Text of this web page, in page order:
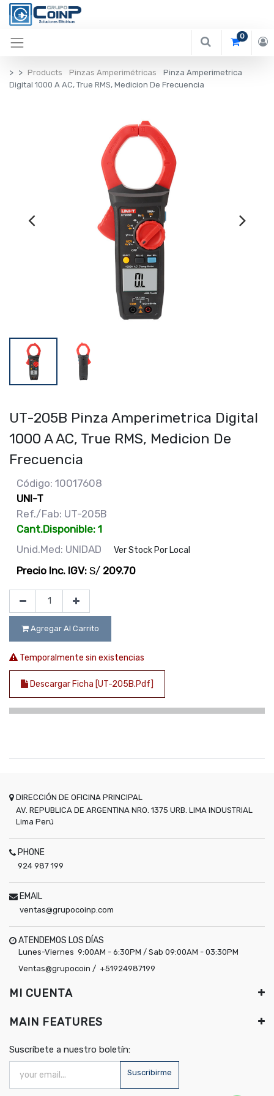
0
Products Pinzas Amperimétricas
Pinza Amperimetrica
Digital 1000 A AC, True RMS, Medicion De Frecuencia
UT-205B Pinza Amperimetrica Digital
1000 A AC, True RMS, Medicion De
Frecuencia
Código: 10017608
UNI-T
Ref./Fab: UT-205B
Cant.Disponible: 1
Unid.Med: UNIDAD
Ver Stock Por Local
Precio Inc. IGV: S/ 209.70
Agregar Al Carrito
Temporalmente sin existencias
Descargar Ficha [UT-205B.pdf]
DIRECCIÓN DE OFICINA PRINCIPAL
AV. REPUBLICA DE ARGENTINA NRO. 1375 URB. LIMA INDUSTRIAL
Lima Perú
PHONE
924 987 199
EMAIL
ventas@grupocoinp.com
ATENDEMOS LOS DÍAS
Lunes-Viernes 9:00AM - 6:30PM / Sab 09:00AM - 03:30PM
Ventas@grupocoin / +51924987199
MI CUENTA
MAIN FEATURES
Suscríbete a nuestro boletín:
Suscribirme